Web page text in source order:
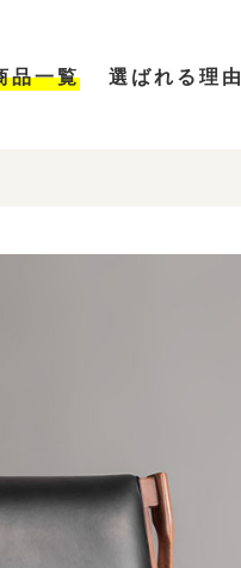
品一覧 選ばれる理由